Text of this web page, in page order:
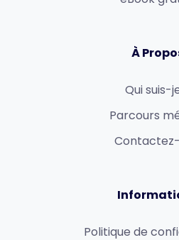
À
Qui suis-
Parcours
Politique de